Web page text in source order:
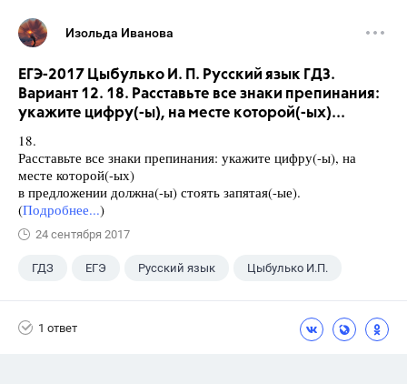
Изольда Иванова
ЕГЭ-2017 Цыбулько И. П. Русский язык ГДЗ.
Вариант 12. 18. Расставьте все знаки препинания:
укажите цифру(-ы), на месте которой(-ых)...
18.
Расставьте все знаки препинания: укажите цифру(-ы), на
месте которой(-ых)
в предложении должна(-ы) стоять запятая(-ые).
(Подробнее...)
24 сентября 2017
ГДЗ ЕГЭ Русский язык Цыбулько И.П.
1 ответ